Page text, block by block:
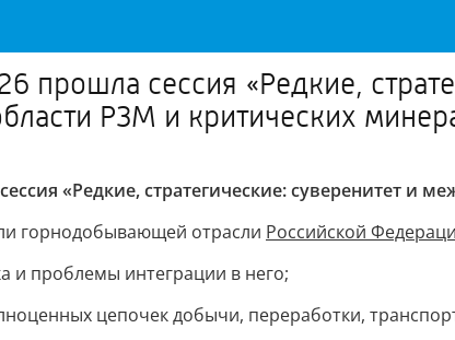
сессия «Редкие,
РЗМ и критических
«Редкие, стратегические: суверенитет и
горнодобывающей отрасли Российской
и проблемы интеграции в него;
цепочек добычи, переработки,